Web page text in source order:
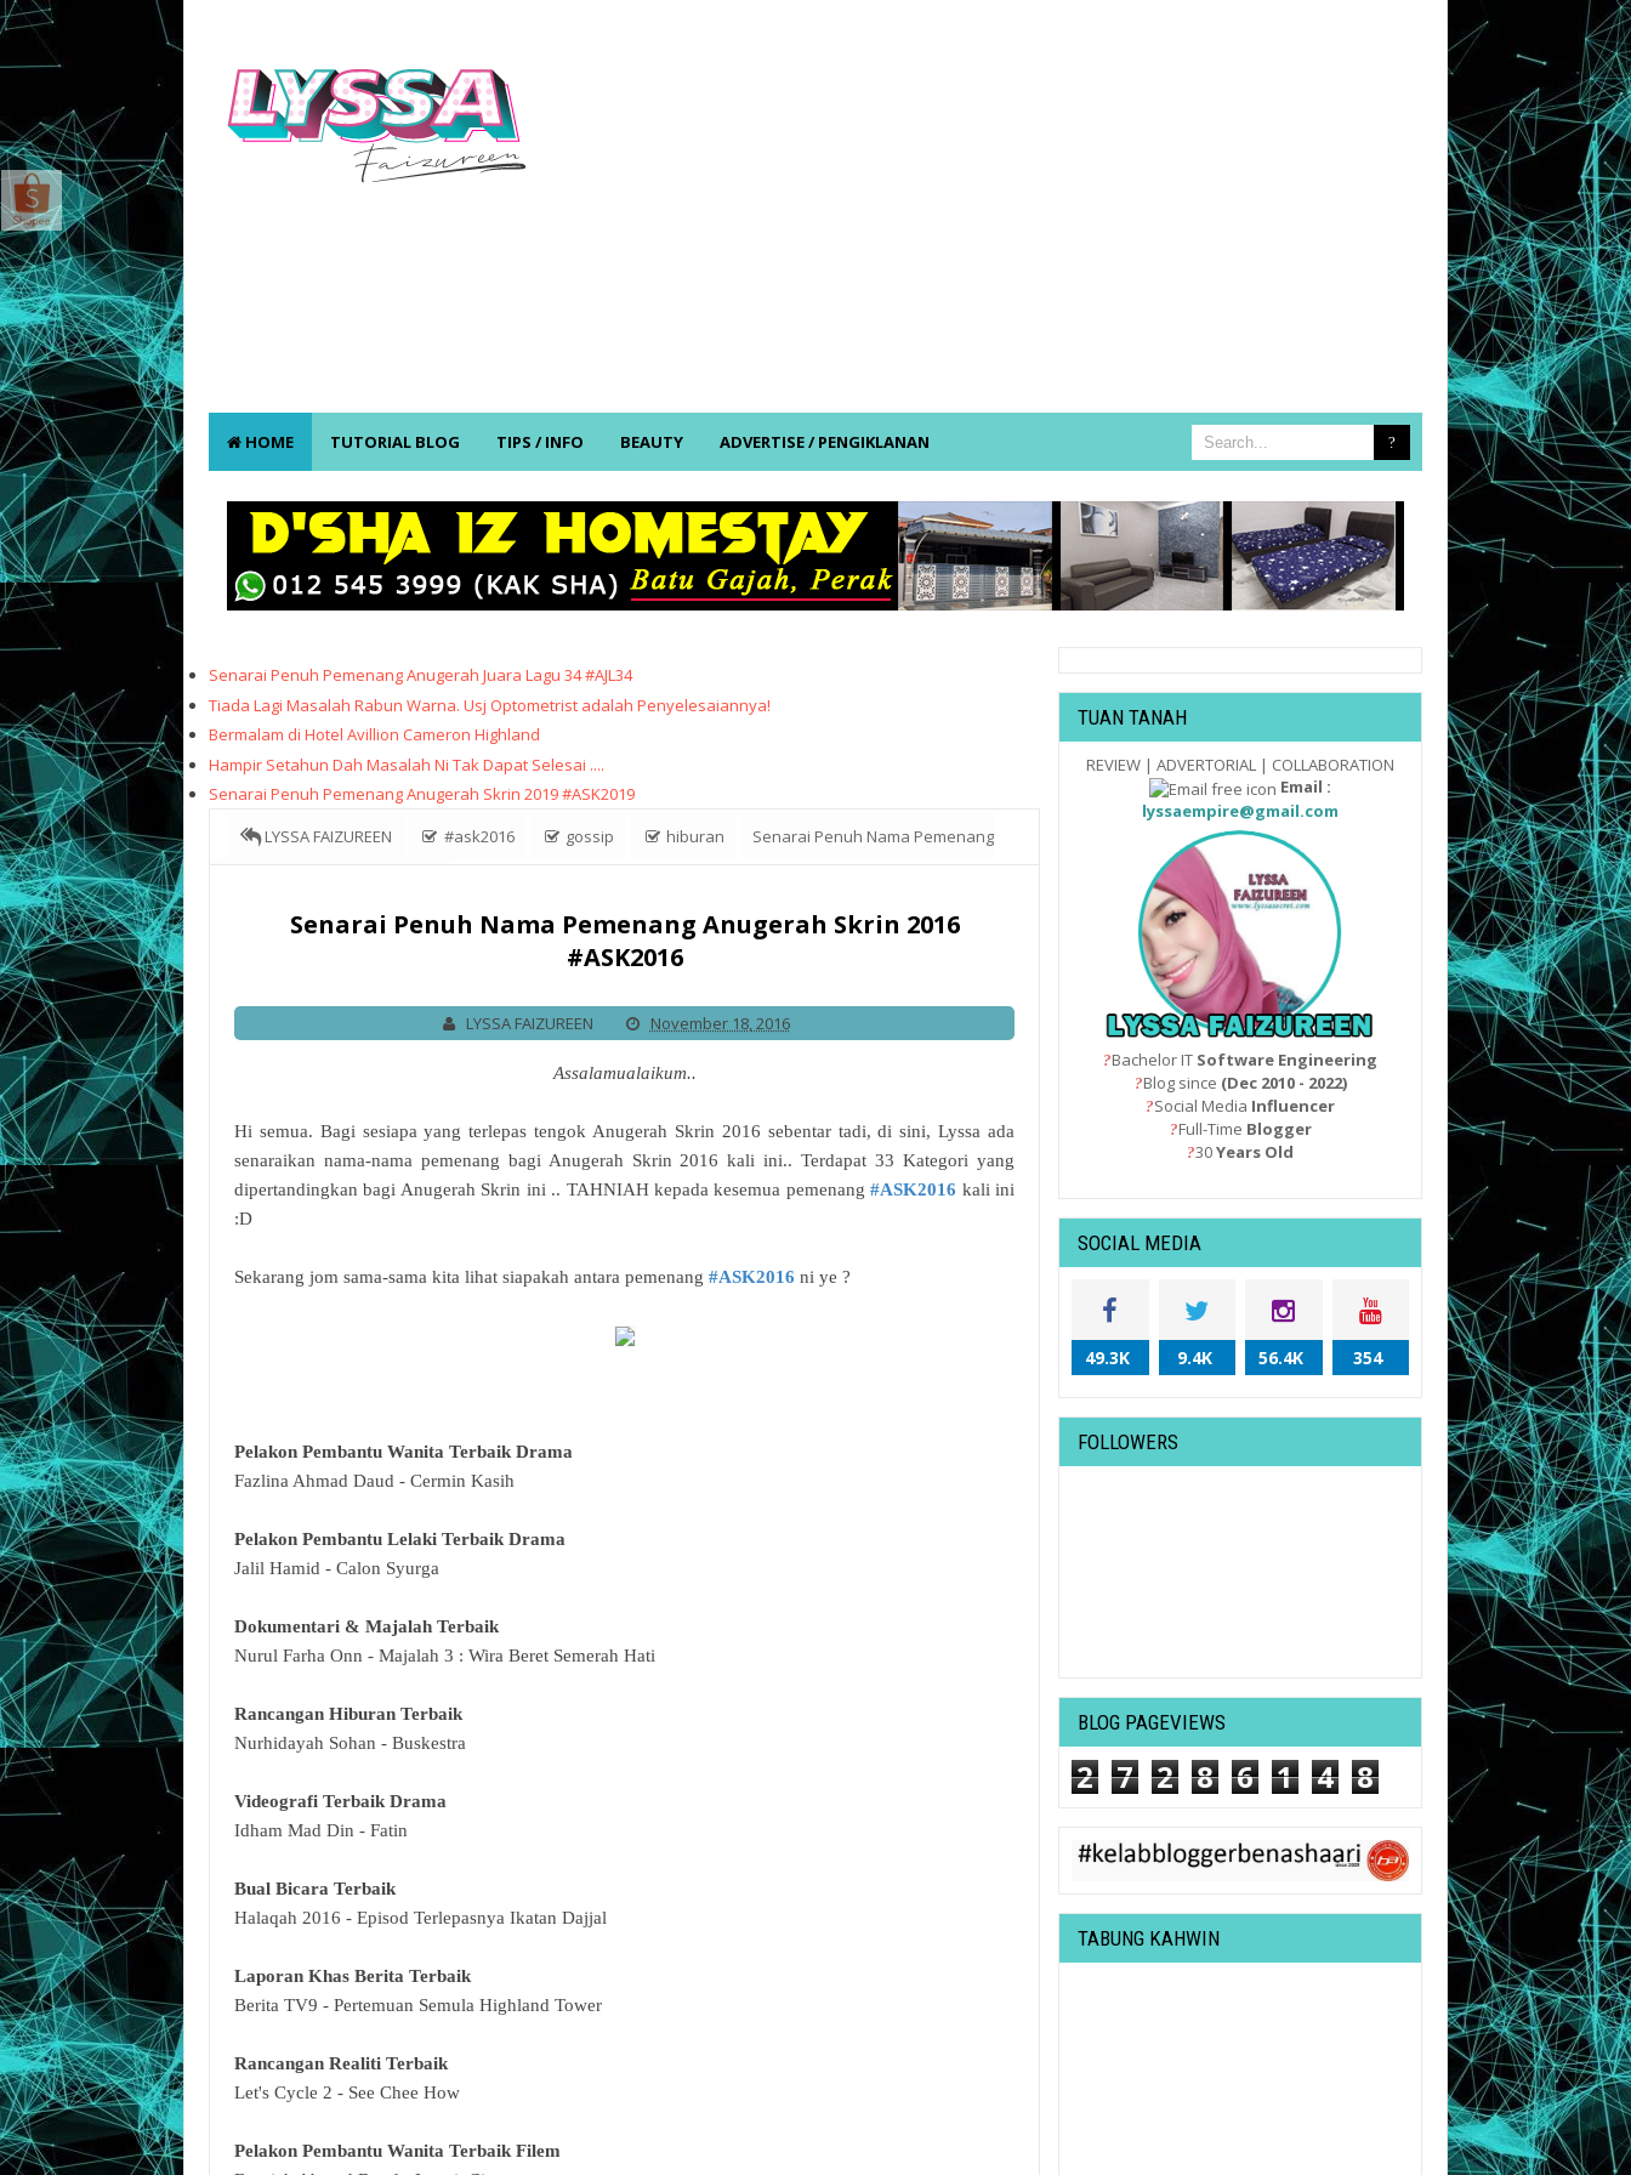
HOME TUTORIAL BLOG TIPS / INFO BEAUTY ADVERTISE / PENGIKLANAN
Senarai Penuh Pemenang Anugerah Juara Lagu 34 #AJL34
Tiada Lagi Masalah Rabun Warna. Usj Optometrist adalah Penyelesaiannya!
Bermalam di Hotel Avillion Cameron Highland
Hampir Setahun Dah Masalah Ni Tak Dapat Selesai ....
Senarai Penuh Pemenang Anugerah Skrin 2019 #ASK2019
LYSSA FAIZUREEN
#ask2016 gossip hiburan Senarai Penuh Nama Pemenang
Senarai Penuh Nama Pemenang Anugerah Skrin 2016
#ASK2016
LYSSA FAIZUREEN November 18, 2016
Assalamualaikum..
Hi semua. Bagi sesiapa yang terlepas tengok Anugerah Skrin 2016 sebentar tadi, di sini, Lyssa ada
senaraikan nama-nama pemenang bagi Anugerah Skrin 2016 kali ini.. Terdapat 33 Kategori yang
dipertandingkan bagi Anugerah Skrin ini .. TAHNIAH kepada kesemua pemenang#ASK2016 kali ini
:D
Sekarang jom sama-sama kita lihat siapakah antara pemenang #ASK2016 ni ye ?
Pelakon Pembantu Wanita Terbaik Drama
Fazlina Ahmad Daud - Cermin Kasih
Pelakon Pembantu Lelaki Terbaik Drama
Jalil Hamid - Calon Syurga
Dokumentari & Majalah Terbaik
Nurul Farha Onn - Majalah 3 : Wira Beret Semerah Hati
Rancangan Hiburan Terbaik
Nurhidayah Sohan - Buskestra
Videografi Terbaik Drama
Idham Mad Din - Fatin
Bual Bicara Terbaik
Halaqah 2016 - Episod Terlepasnya Ikatan Dajjal
Laporan Khas Berita Terbaik
Berita TV9 - Pertemuan Semula Highland Tower
Rancangan Realiti Terbaik
Let's Cycle 2 - See Chee How
Pelakon Pembantu Wanita Terbaik Filem
TUAN TANAH
REVIEW | ADVERTORIAL | COLLABORATION
Email :
lyssaempire@gmail.com
?Bachelor IT Software Engineering
?Blog since (Dec 2010 - 2022)
?Social Media Influencer
?Full-Time Blogger
?30Years Old
SOCIAL MEDIA
49.3K 9.4K 56.4K 354
FOLLOWERS
BLOG PAGEVIEWS
2 7 2 8 6 1 4 8
TABUNG KAHWIN